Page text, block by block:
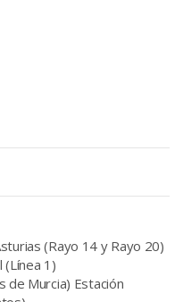
(Rayo 14 y Rayo 20)
(Línea 1)
de Murcia) Estación